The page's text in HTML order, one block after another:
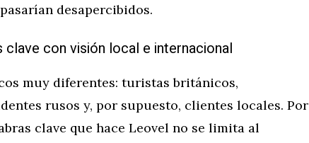
desapercibidos.
clave con visión local e internacional
muy diferentes: turistas británicos,
rusos y, por supuesto, clientes locales. Por
clave que hace Leovel no se limita al